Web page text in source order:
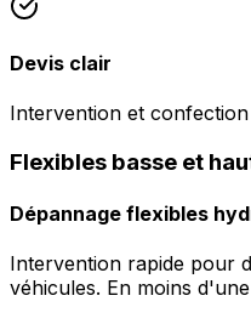
Devis clair
Intervention et
Flexibles basse et
Dépannage flexibles
Intervention rapide pour
véhicules. En moins